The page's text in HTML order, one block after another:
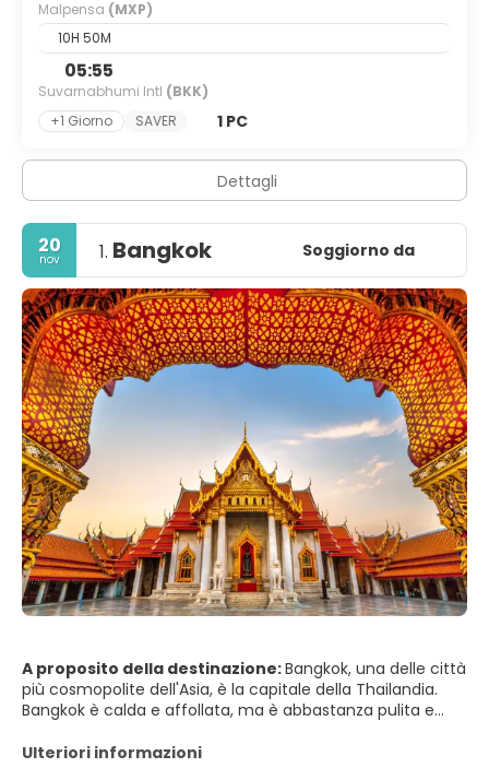
Malpensa (MXP)
10H 50M
05:55
Suvarnabhumi Intl (BKK)
+1 Giorno
SAVER 1 PC
Dettagli
20
nov 1. Bangkok Soggiorno da
A proposito della destinazione:Bangkok, una delle città
più cosmopolite dell'Asia, è la capitale della Thailandia.
Bangkok è calda e affollata, ma è abbastanza pulita e
negozi, molta cultura, templi incredibili, cibo delizioso e
Ulteriori informazioni